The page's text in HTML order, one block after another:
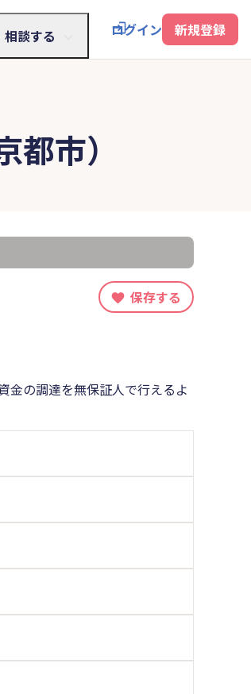
相談する ログイン 新規登録
市）
保存する
金の調達を無保証人で行えるよ